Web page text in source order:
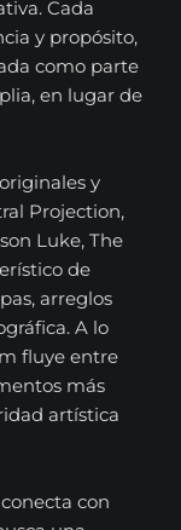
Cada
y propósito,
como parte
en lugar de
y
Projection,
Luke, The
de
arreglos
A lo
fluye entre
más
artística
con